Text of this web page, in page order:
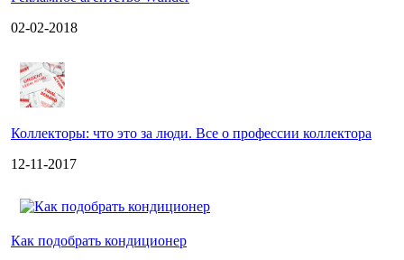
02-02-2018
Коллекторы: что это за люди. Все о профессии коллектора
12-11-2017
Как подобрать кондиционер